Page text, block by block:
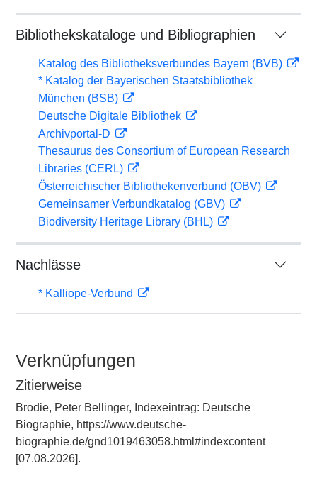
Bibliothekskataloge und Bibliographien
Katalog des Bibliotheksverbundes Bayern (BVB)
* Katalog der Bayerischen Staatsbibliothek
München (BSB)
Deutsche Digitale Bibliothek
Archivportal-D
Thesaurus des Consortium of European Research
Libraries (CERL)
Österreichischer Bibliothekenverbund (OBV)
Gemeinsamer Verbundkatalog (GBV)
Biodiversity Heritage Library (BHL)
Nachlässe
* Kalliope-Verbund
Verknüpfungen
Zitierweise
Brodie, Peter Bellinger, Indexeintrag: Deutsche
Biographie, https://www.deutsche-
biographie.de/gnd1019463058.html#indexcontent
[07.08.2026].